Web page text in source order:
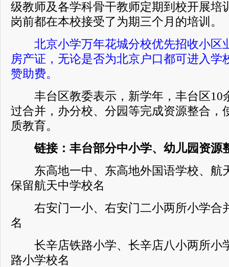
级教师及各学科骨干教师定期到校开展培
岗前都在本校接受了为期三个月的培训。
北京小学万年花城分校优先招收小区
房产证，无论是否为北京户口都可进入学
赞助费。
丰台区教委表示，新学年，丰台区10
过合并，办分校、分园等完成资源整合，
质教育。
链接：丰台部分中小学、幼儿园资源
东高地一中、东高地外国语学校、航
保留航天中学校名
右安门一小、右安门二小两所小学合
名
长辛店铁路小学、长辛店八小两所小
路小学校名